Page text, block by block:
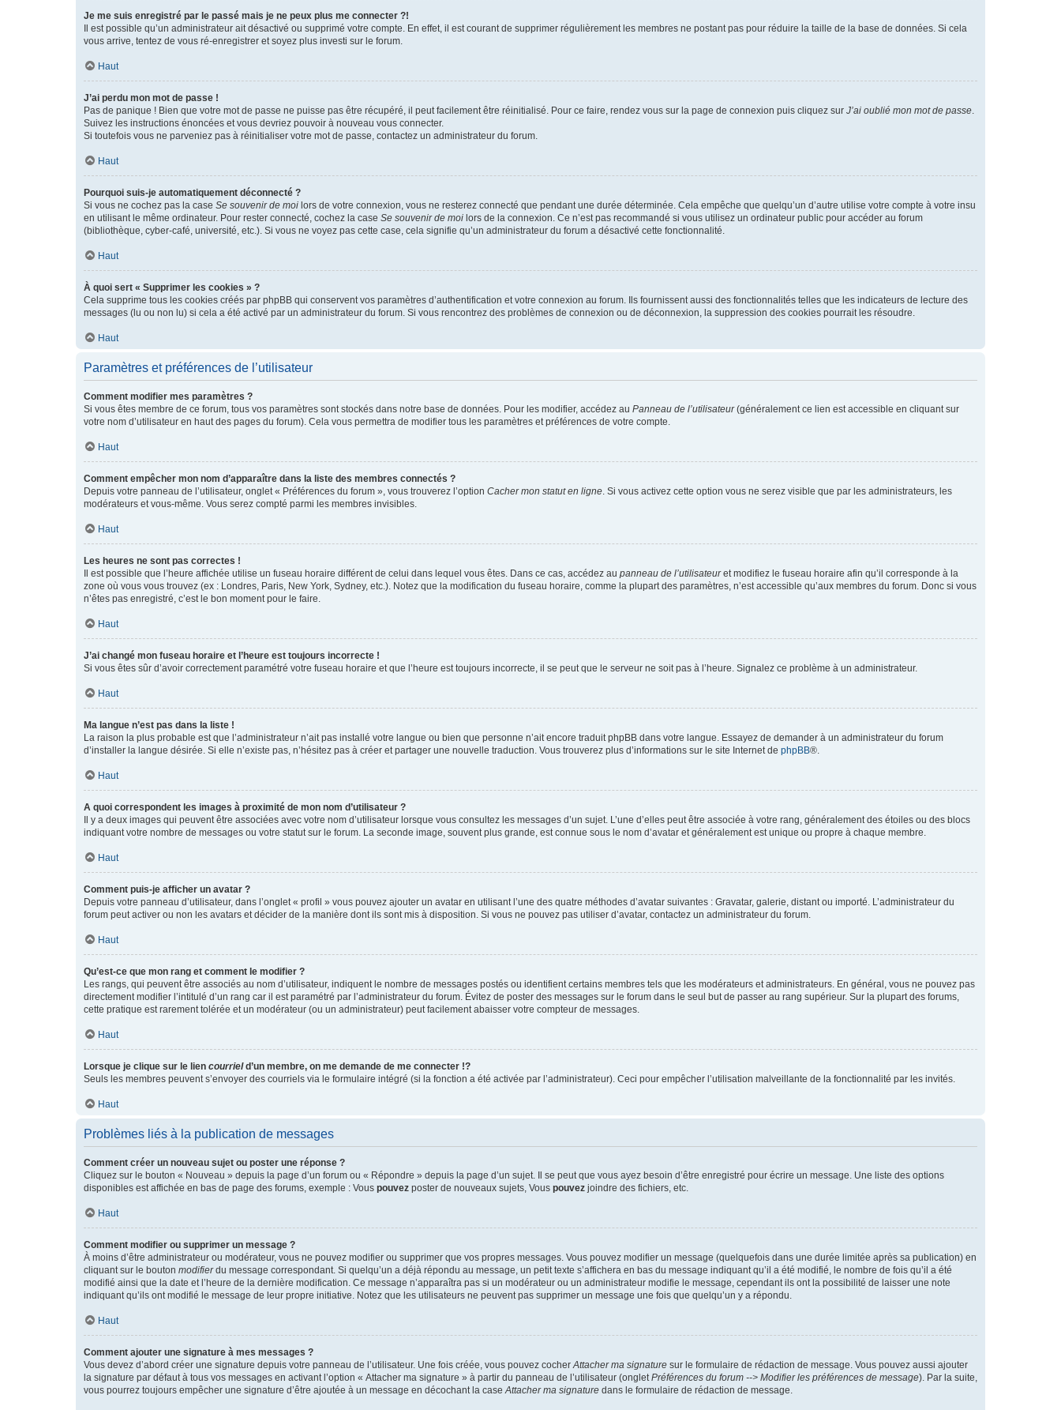
Je me suis enregistré par le passé mais je ne peux plus me connecter ?!
Il est possible qu’un administrateur ait désactivé ou supprimé votre compte. En effet, il est courant de supprimer régulièrement les membres ne postant pas pour réduire la taille de la base de données. Si cela
vous arrive, tentez de vous ré-enregistrer et soyez plus investi sur le forum.
Haut
J’ai perdu mon mot de passe !
Pas de panique ! Bien que votre mot de passe ne puisse pas être récupéré, il peut facilement être réinitialisé. Pour ce faire, rendez vous sur la page de connexion puis cliquez sur J’ai oublié mon mot de passe.
Suivez les instructions énoncées et vous devriez pouvoir à nouveau vous connecter.
Si toutefois vous ne parveniez pas à réinitialiser votre mot de passe, contactez un administrateur du forum.
Haut
Pourquoi suis-je automatiquement déconnecté ?
Si vous ne cochez pas la case Se souvenir de moi lors de votre connexion, vous ne resterez connecté que pendant une durée déterminée. Cela empêche que quelqu’un d’autre utilise votre compte à votre insu
en utilisant le même ordinateur. Pour rester connecté, cochez la case Se souvenir de moi lors de la connexion. Ce n’est pas recommandé si vous utilisez un ordinateur public pour accéder au forum
(bibliothèque, cyber-café, université, etc.). Si vous ne voyez pas cette case, cela signifie qu’un administrateur du forum a désactivé cette fonctionnalité.
Haut
À quoi sert « Supprimer les cookies » ?
Cela supprime tous les cookies créés par phpBB qui conservent vos paramètres d’authentification et votre connexion au forum. Ils fournissent aussi des fonctionnalités telles que les indicateurs de lecture des
messages (lu ou non lu) si cela a été activé par un administrateur du forum. Si vous rencontrez des problèmes de connexion ou de déconnexion, la suppression des cookies pourrait les résoudre.
Haut
Paramètres et préférences de l’utilisateur
Comment modifier mes paramètres ?
Si vous êtes membre de ce forum, tous vos paramètres sont stockés dans notre base de données. Pour les modifier, accédez au Panneau de l’utilisateur(généralement ce lien est accessible en cliquant sur
votre nom d’utilisateur en haut des pages du forum). Cela vous permettra de modifier tous les paramètres et préférences de votre compte.
Haut
Comment empêcher mon nom d’apparaître dans la liste des membres connectés ?
Depuis votre panneau de l’utilisateur, onglet « Préférences du forum », vous trouverez l’option Cacher mon statut en ligne. Si vous activez cette option vous ne serez visible que par les administrateurs, les
modérateurs et vous-même. Vous serez compté parmi les membres invisibles.
Haut
Les heures ne sont pas correctes !
Il est possible que l’heure affichée utilise un fuseau horaire différent de celui dans lequel vous êtes. Dans ce cas, accédez au panneau de l’utilisateuret modifiez le fuseau horaire afin qu’il corresponde à la
zone où vous vous trouvez (ex : Londres, Paris, New York, Sydney, etc.). Notez que la modification du fuseau horaire, comme la plupart des paramètres, n’est accessible qu’aux membres du forum. Donc si vous
n’êtes pas enregistré, c’est le bon moment pour le faire.
Haut
J’ai changé mon fuseau horaire et l’heure est toujours incorrecte !
Si vous êtes sûr d’avoir correctement paramétré votre fuseau horaire et que l’heure est toujours incorrecte, il se peut que le serveur ne soit pas à l’heure. Signalez ce problème à un administrateur.
Haut
Ma langue n’est pas dans la liste !
La raison la plus probable est que l’administrateur n’ait pas installé votre langue ou bien que personne n’ait encore traduit phpBB dans votre langue. Essayez de demander à un administrateur du forum
d’installer la langue désirée. Si elle n’existe pas, n’hésitez pas à créer et partager une nouvelle traduction. Vous trouverez plus d’informations sur le site Internet de phpBB®.
Haut
A quoi correspondent les images à proximité de mon nom d’utilisateur ?
Il y a deux images qui peuvent être associées avec votre nom d’utilisateur lorsque vous consultez les messages d’un sujet. L’une d’elles peut être associée à votre rang, généralement des étoiles ou des blocs
indiquant votre nombre de messages ou votre statut sur le forum. La seconde image, souvent plus grande, est connue sous le nom d’avatar et généralement est unique ou propre à chaque membre.
Haut
Comment puis-je afficher un avatar ?
Depuis votre panneau d’utilisateur, dans l’onglet « profil » vous pouvez ajouter un avatar en utilisant l’une des quatre méthodes d’avatar suivantes : Gravatar, galerie, distant ou importé. L’administrateur du
forum peut activer ou non les avatars et décider de la manière dont ils sont mis à disposition. Si vous ne pouvez pas utiliser d’avatar, contactez un administrateur du forum.
Haut
Qu’est-ce que mon rang et comment le modifier ?
Les rangs, qui peuvent être associés au nom d’utilisateur, indiquent le nombre de messages postés ou identifient certains membres tels que les modérateurs et administrateurs. En général, vous ne pouvez pas
directement modifier l’intitulé d’un rang car il est paramétré par l’administrateur du forum. Évitez de poster des messages sur le forum dans le seul but de passer au rang supérieur. Sur la plupart des forums,
cette pratique est rarement tolérée et un modérateur (ou un administrateur) peut facilement abaisser votre compteur de messages.
Haut
Lorsque je clique sur le lien courrield’un membre, on me demande de me connecter !?
Seuls les membres peuvent s’envoyer des courriels via le formulaire intégré (si la fonction a été activée par l’administrateur). Ceci pour empêcher l’utilisation malveillante de la fonctionnalité par les invités.
Haut
Problèmes liés à la publication de messages
Comment créer un nouveau sujet ou poster une réponse ?
Cliquez sur le bouton « Nouveau » depuis la page d’un forum ou « Répondre » depuis la page d’un sujet. Il se peut que vous ayez besoin d’être enregistré pour écrire un message. Une liste des options
disponibles est affichée en bas de page des forums, exemple : Vous pouvez poster de nouveaux sujets, Vous pouvez joindre des fichiers, etc.
Haut
Comment modifier ou supprimer un message ?
À moins d’être administrateur ou modérateur, vous ne pouvez modifier ou supprimer que vos propres messages. Vous pouvez modifier un message (quelquefois dans une durée limitée après sa publication) en
cliquant sur le bouton modifierdu message correspondant. Si quelqu’un a déjà répondu au message, un petit texte s’affichera en bas du message indiquant qu’il a été modifié, le nombre de fois qu’il a été
modifié ainsi que la date et l’heure de la dernière modification. Ce message n’apparaîtra pas si un modérateur ou un administrateur modifie le message, cependant ils ont la possibilité de laisser une note
indiquant qu’ils ont modifié le message de leur propre initiative. Notez que les utilisateurs ne peuvent pas supprimer un message une fois que quelqu’un y a répondu.
Haut
Comment ajouter une signature à mes messages ?
Vous devez d’abord créer une signature depuis votre panneau de l’utilisateur. Une fois créée, vous pouvez cocherAttacher ma signature sur le formulaire de rédaction de message. Vous pouvez aussi ajouter
la signature par défaut à tous vos messages en activant l’option « Attacher ma signature » à partir du panneau de l’utilisateur (ongletPréférences du forum --> Modifier les préférences de message). Par la suite,
vous pourrez toujours empêcher une signature d’être ajoutée à un message en décochant la caseAttacher ma signature dans le formulaire de rédaction de message.